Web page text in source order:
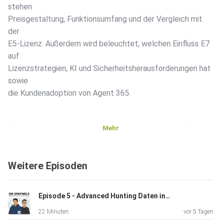
stehen
Preisgestaltung, Funktionsumfang und der Vergleich mit
der
E5-Lizenz. Außerdem wird beleuchtet, welchen Einfluss E7
auf
Lizenzstrategien, KI und Sicherheitsherausforderungen hat
sowie
die Kundenadoption von Agent 365.
Darüber hinaus geht es um die Microsoft-Landschaft rund
Herausforderungen beim
Diskussion
behandelt die Schwierigkeiten bei der Definition einer
Agent
Mehr
Weitere Episoden
Episode 5 - Advanced Hunting Daten in Sentinel Workbooks
22 Minuten vor 5 Tagen